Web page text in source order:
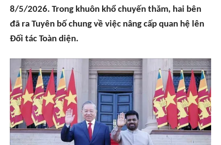
8/5/2026. Trong khuôn khổ chuyến thăm, hai bên
đã ra Tuyên bố chung về việc nâng cấp quan hệ lên
Đối tác Toàn diện.